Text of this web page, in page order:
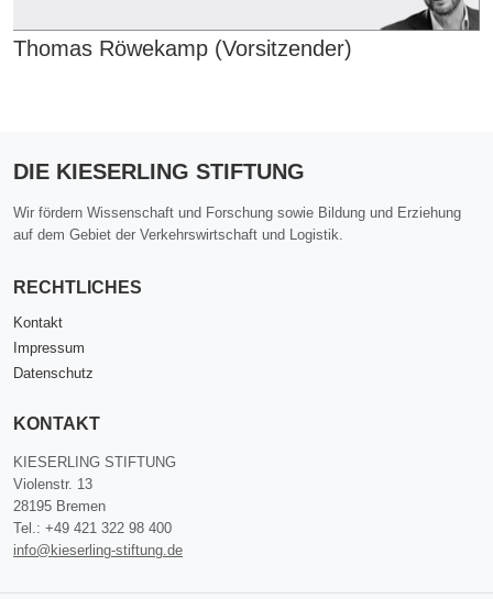
Thomas Röwekamp (Vorsitzender)
DIE KIESERLING STIFTUNG
Wir fördern Wissenschaft und Forschung sowie Bildung und Erziehung
auf dem Gebiet der Verkehrswirtschaft und Logistik.
RECHTLICHES
Kontakt
Impressum
Datenschutz
KONTAKT
KIESERLING STIFTUNG
Violenstr. 13
28195 Bremen
Tel.: +49 421 322 98 400
info@kieserling-stiftung.de